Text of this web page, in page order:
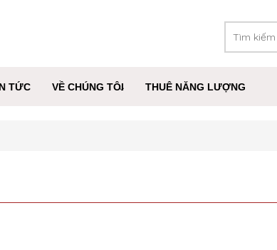
TỨC VỀ CHÚNG TÔI THUÊ NĂNG LƯỢNG